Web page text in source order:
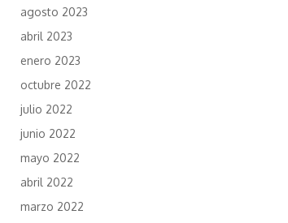
agosto 2023
abril 2023
enero 2023
octubre 2022
julio 2022
junio 2022
mayo 2022
abril 2022
marzo 2022